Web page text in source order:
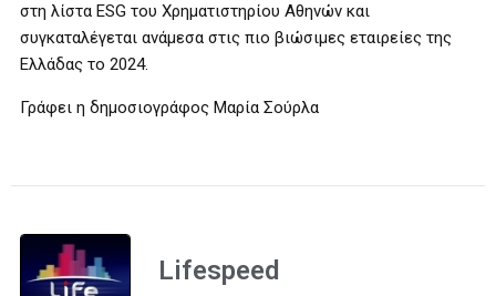
στη λίστα ESG του Χρηματιστηρίου Αθηνών και
συγκαταλέγεται ανάμεσα στις πιο βιώσιμες εταιρείες της
Ελλάδας το 2024.
Γράφει η δημοσιογράφος Μαρία Σούρλα
Lifespeed